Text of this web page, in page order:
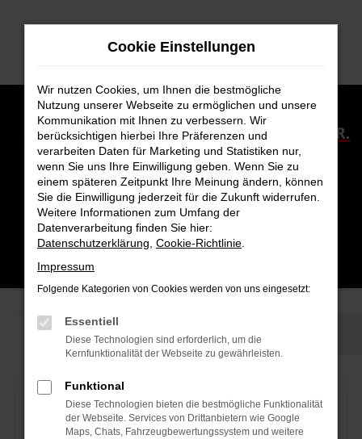
Zum
Showroom Fahrzeugankauf
Cookie Einstellungen
Wir nutzen Cookies, um Ihnen die bestmögliche
Nutzung unserer Webseite zu ermöglichen und unsere
Kommunikation mit Ihnen zu verbessern. Wir
berücksichtigen hierbei Ihre Präferenzen und
verarbeiten Daten für Marketing und Statistiken nur,
wenn Sie uns Ihre Einwilligung geben. Wenn Sie zu
einem späteren Zeitpunkt Ihre Meinung ändern, können
Sie die Einwilligung jederzeit für die Zukunft widerrufen.
Weitere Informationen zum Umfang der
Datenverarbeitung finden Sie hier:
Datenschutzerklärung Cookie-Richtlinie
Impressum
Folgende Kategorien von Cookies werden von uns eingesetzt:
Essentiell
Diese Technologien sind erforderlich, um die
Kernfunktionalität der Webseite zu gewährleisten.
Funktional
Diese Technologien bieten die bestmögliche Funktionalität
der Webseite. Services von Drittanbietern wie Google
Maps, Chats, Fahrzeugbewertungssystem und weitere